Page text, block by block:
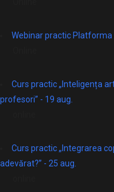
Webinar practic Platforma
Curs practic „Inteligența
profesori” - 19 aug.
Curs practic „Integrarea
adevărat?” - 25 aug.